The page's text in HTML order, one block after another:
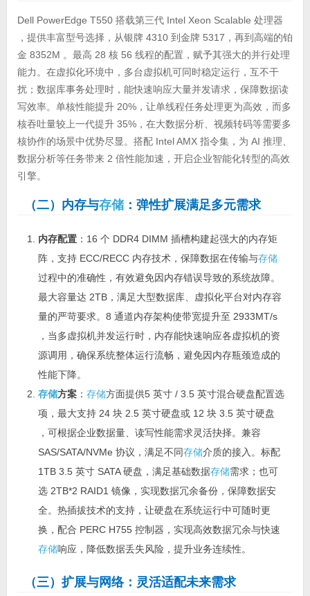
Dell PowerEdge T550 搭载第三代 Intel Xeon Scalable 处理器
，提供丰富型号选择，从银牌 4310 到金牌 5317，再到高端的铂
金 8352M 。最高 28 核 56 线程的配置，赋予其强大的并行处理
能力。在虚拟化环境中，多台虚拟机可同时稳定运行，互不干
扰；数据库事务处理时，能快速响应大量并发请求，保障数据读
写效率。单核性能提升 20%，让单线程任务处理更为高效，而多
核吞吐量较上一代提升 35%，在大数据分析、视频转码等需要多
核协作的场景中优势尽显。搭配 Intel AMX 指令集，为 AI 推理、
数据分析等任务带来 2 倍性能加速，开启企业智能化转型的高效
引擎。
（二）内存与存储：弹性扩展满足多元需求
内存配置：16 个 DDR4 DIMM 插槽构建起强大的内存矩
阵，支持 ECC/RECC 内存技术，保障数据在传输与存储
过程中的准确性，有效避免因内存错误导致的系统故障。
最大容量达 2TB，满足大型数据库、虚拟化平台对内存容
量的严苛要求。8 通道内存架构使带宽提升至 2933MT/s
，当多虚拟机并发运行时，内存能快速响应各虚拟机的资
源调用，确保系统整体运行流畅，避免因内存瓶颈造成的
性能下降。
存储方案： 存储方面提供5 英寸 / 3.5 英寸混合硬盘配置选
项，最大支持 24 块 2.5 英寸硬盘或 12 块 3.5 英寸硬盘
，可根据企业数据量、读写性能需求灵活抉择。兼容
SAS/SATA/NVMe 协议，满足不同存储介质的接入。标配
1TB 3.5 英寸 SATA 硬盘，满足基础数据存储需求；也可
选 2TB*2 RAID1 镜像，实现数据冗余备份，保障数据安
全。热插拔技术的支持，让硬盘在系统运行中可随时更
换，配合 PERC H755 控制器，实现高效数据冗余与快速
存储响应，降低数据丢失风险，提升业务连续性。
（三）扩展与网络：灵活适配未来需求